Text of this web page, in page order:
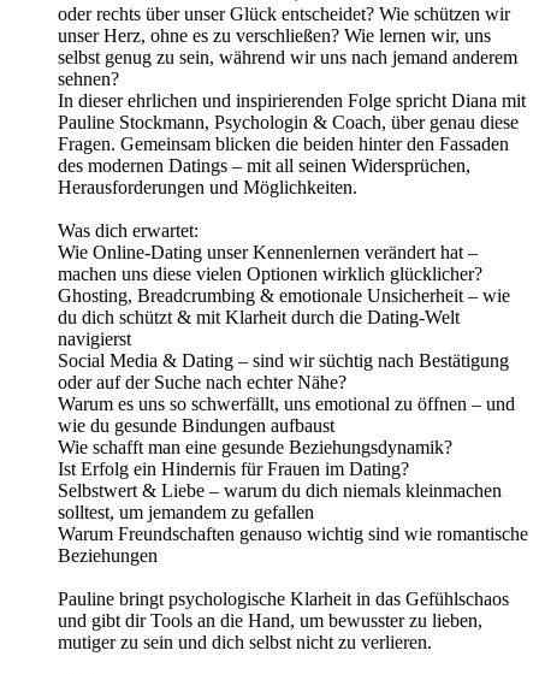
oder rechts über unser Glück entscheidet? Wie schützen wir
unser Herz, ohne es zu verschließen? Wie lernen wir, uns
selbst genug zu sein, während wir uns nach jemand anderem
sehnen?
In dieser ehrlichen und inspirierenden Folge spricht Diana mit
Pauline Stockmann, Psychologin & Coach, über genau diese
Fragen. Gemeinsam blicken die beiden hinter den Fassaden
des modernen Datings – mit all seinen Widersprüchen,
Herausforderungen und Möglichkeiten.
Was dich erwartet:
Wie Online-Dating unser Kennenlernen verändert hat –
machen uns diese vielen Optionen wirklich glücklicher?
Ghosting, Breadcrumbing & emotionale Unsicherheit – wie
du dich schützt & mit Klarheit durch die Dating-Welt
navigierst
Social Media & Dating – sind wir süchtig nach Bestätigung
oder auf der Suche nach echter Nähe?
Warum es uns so schwerfällt, uns emotional zu öffnen – und
wie du gesunde Bindungen aufbaust
Wie schafft man eine gesunde Beziehungsdynamik?
Ist Erfolg ein Hindernis für Frauen im Dating?
Selbstwert & Liebe – warum du dich niemals kleinmachen
solltest, um jemandem zu gefallen
Warum Freundschaften genauso wichtig sind wie romantische
Beziehungen
Pauline bringt psychologische Klarheit in das Gefühlschaos
und gibt dir Tools an die Hand, um bewusster zu lieben,
mutiger zu sein und dich selbst nicht zu verlieren.